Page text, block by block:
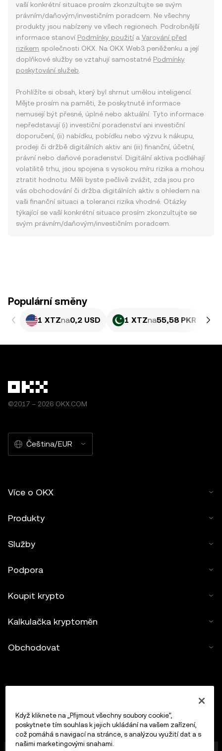
vaší konkrétní situace prosím zkonzultujte se svým
právním/daňovým/investičním poradcem. Ne všechny
produkty jsou nabízeny ve všech regionech. Podrobnější
informace stanoví Podmínky použitía Varování před
rizikem společnosti OKX. Na OKX Web3 peněženku a její
doplňkové služby se vztahují samostatné Podmínky
poskytování služeb
Prohlížíte si obsah, který byl shrnut umělou inteligencí.
Mějte prosím na paměti, že poskytnuté informace
nemusejí být přesné, úplné nebo aktuální. Tyto informace
nepředstavují (i) investiční poradenství ani investiční
doporučení, (ii) nabídku, pobídku nebo výzvu k nákupu,
prodeji či držbě digitálních aktiv ani (iii) finanční, účetní,
právní nebo daňové poradenství. Digitální aktiva podléhají
volatilitě trhu, jsou spojena s vysokou míru rizika a mohou
ztratit hodnotu. Měli byste pečlivě zvážit, zda jsou pro
vás obchodování či držba digitálních aktiv s ohledem na
vaši finanční situaci a toleranci rizika vhodné. Otázky
týkající se vaší konkrétní situace prosím zkonzultujte se
svým právním/daňovým/investičním poradcem.
Populární směny
1 XTZna0,2 USD 1 XTZna55,58 PKR
©2017 – 2026 OKX.COM
Čeština/EUR
Více o OKX
Produkty
Služby
Podpora
Koupit krypto
Kalkulačka kryptoměn
Obchodovat
Když kliknete na „Přijmout všechny soubory cookie“,
poskytnete tím souhlas k jejich ukládání na vašem zařízení,
což pomáhá s navigací na stránce, s analýzou využití dat a s
našimi marketingovými snahami.